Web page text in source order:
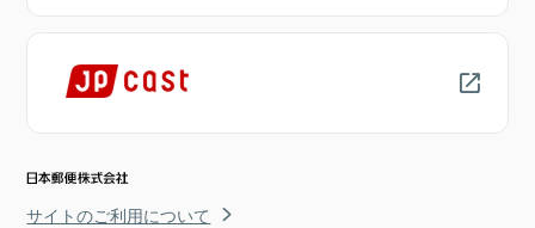
サイトのご利用について